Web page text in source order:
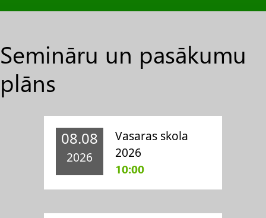
Semināru un pasākumu
plāns
08.08
2026
Vasaras skola
2026
10:00